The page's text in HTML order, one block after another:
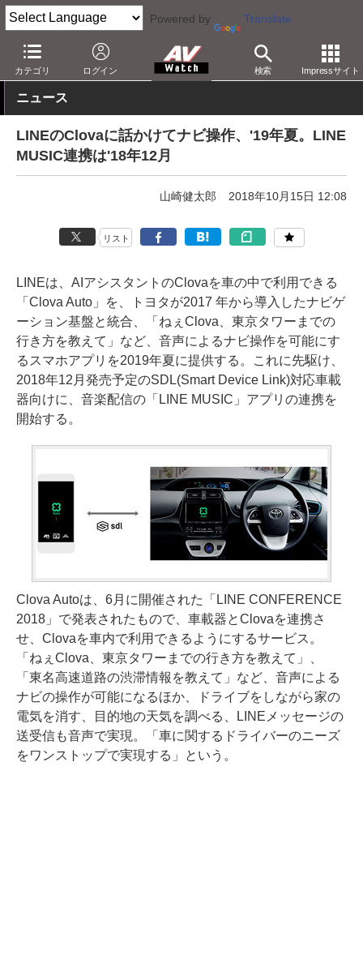
Powered by Translate
カテゴリ ログイン 検索 Impressサイト
AV Watch 製品 スマートスピーカー Clova
ニュース
LINEのClovaに話かけてナビ操作、'19年夏。LINE
MUSIC連携は'18年12月
山崎健太郎 2018年10月15日 12:08
リスト
LINEは、AIアシスタントのClovaを車の中で利用できる
「Clova Auto」を、トヨタが2017 年から導入したナビゲ
ーション基盤と統合、「ねぇClova、東京タワーまでの
行き方を教えて」など、音声によるナビ操作を可能にす
るスマホアプリを2019年夏に提供する。これに先駆け、
2018年12月発売予定のSDL(Smart Device Link)対応車載
器向けに、音楽配信の「LINE MUSIC」アプリの連携を
開始する。
Clova Autoは、6月に開催された「LINE CONFERENCE
2018」で発表されたもので、車載器とClovaを連携さ
せ、Clovaを車内で利用できるようにするサービス。
「ねぇClova、東京タワーまでの行き方を教えて」、
「東名高速道路の渋滞情報を教えて」など、音声による
ナビの操作が可能になるほか、ドライブをしながら家の
電気を消す、目的地の天気を調べる、LINEメッセージの
送受信も音声で実現。「車に関するドライバーのニーズ
をワンストップで実現する」という。